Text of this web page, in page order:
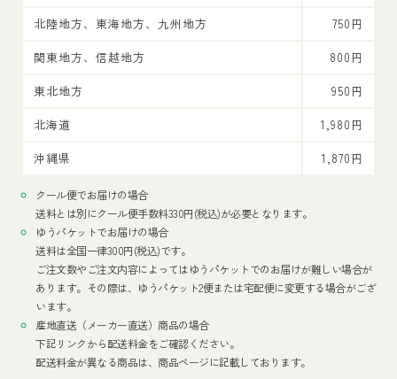
北陸地方、東海地方、九州地方
750円
関東地方、信越地方
800円
東北地方
950円
北海道
1,980円
沖縄県
1,870円
クール便でお届けの場合
送料とは別にクール便手数料330円(税込)が必要となります。
ゆうパケットでお届けの場合
送料は全国一律300円(税込)です。
ご注文数やご注文内容によってはゆうパケットでのお届けが難しい場合が
あります。その際は、ゆうパケット2便または宅配便に変更する場合がござ
います。
産地直送（メーカー直送）商品の場合
下記リンクから配送料金をご確認ください。
配送料金が異なる商品は、商品ページに記載しております。